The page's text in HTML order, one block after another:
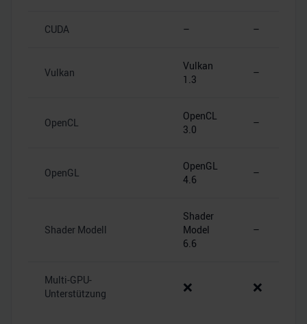
CUDA – –
Vulkan
Vulkan
1.3
–
OpenCL
OpenCL
3.0
–
OpenGL
OpenGL
4.6
–
Shader Modell
Shader
Model
6.6
–
Multi-GPU-
Unterstützung
❌ ❌